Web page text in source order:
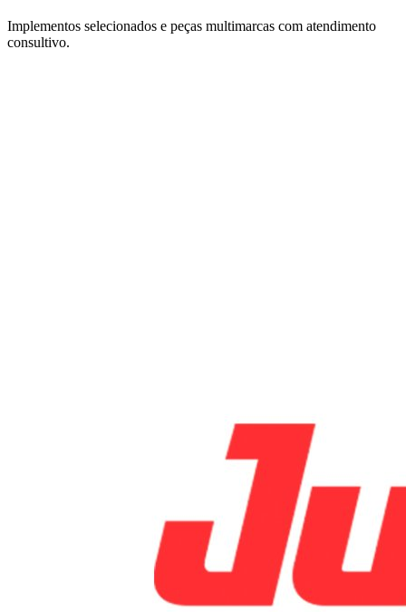
Implementos selecionados e peças multimarcas com atendimento
consultivo.